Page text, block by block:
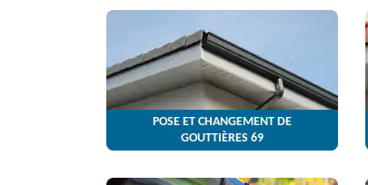
POSE ET CHANGEMENT DE
GOUTTIÈRES 69